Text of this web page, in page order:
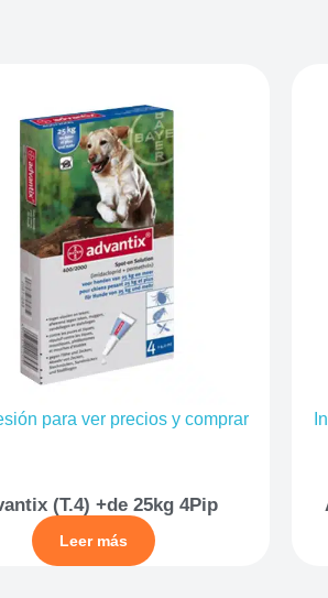
para ver precios y comprar
(T.4) +de 25kg 4Pip
Leer más